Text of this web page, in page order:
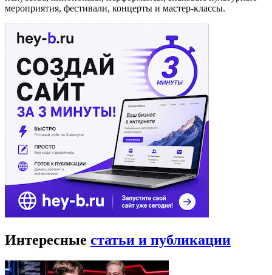
мероприятия, фестивали, концерты и мастер-классы.
Интересные статьи и публикации